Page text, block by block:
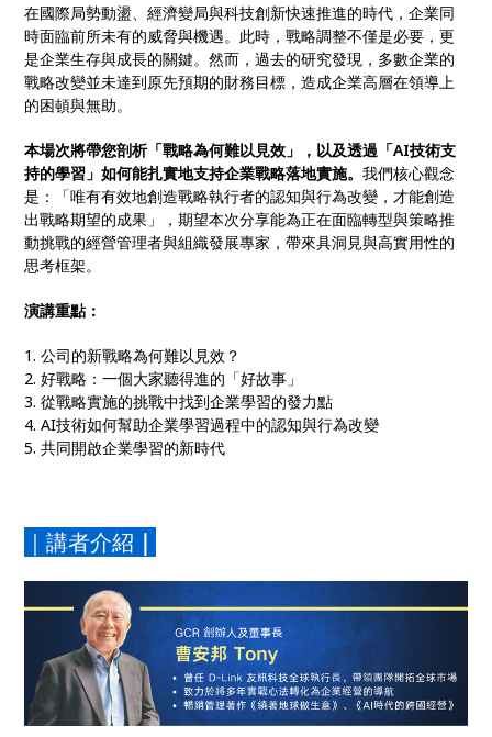
在國際局勢動盪、經濟變局與科技創新快速推進的時代，企業同
時面臨前所未有的威脅與機遇。此時，戰略調整不僅是必要，更
是企業生存與成長的關鍵。然而，過去的研究發現，多數企業的
戰略改變並未達到原先預期的財務目標，造成企業高層在領導上
的困頓與無助。
本場次將帶您剖析「戰略為何難以見效」，以及透過「AI技術支
持的學習」如何能扎實地支持企業戰略落地實施。我們核心觀念
是：「唯有有效地創造戰略執行者的認知與行為改變，才能創造
出戰略期望的成果」，期望本次分享能為正在面臨轉型與策略推
動挑戰的經營管理者與組織發展專家，帶來具洞見與高實用性的
思考框架。
演講重點：
1. 公司的新戰略為何難以見效？
2. 好戰略：一個大家聽得進的「好故事」
3. 從戰略實施的挑戰中找到企業學習的發力點
4. AI技術如何幫助企業學習過程中的認知與行為改變
5. 共同開啟企業學習的新時代
｜講者介紹 ｜